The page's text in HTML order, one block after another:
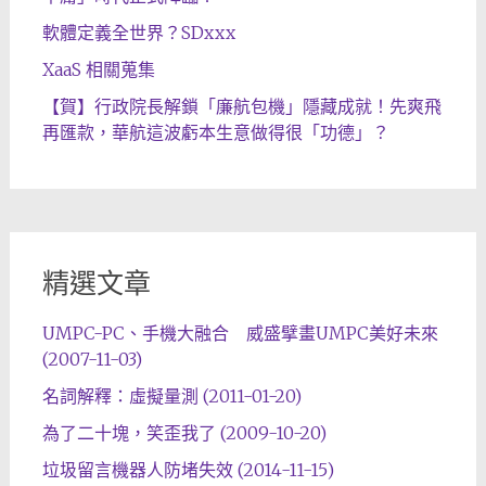
軟體定義全世界？SDxxx
XaaS 相關蒐集
【賀】行政院長解鎖「廉航包機」隱藏成就！先爽飛
再匯款，華航這波虧本生意做得很「功德」？
精選文章
UMPC-PC、手機大融合 威盛擘畫UMPC美好未來
(2007-11-03)
名詞解釋：虛擬量測 (2011-01-20)
為了二十塊，笑歪我了 (2009-10-20)
垃圾留言機器人防堵失效 (2014-11-15)